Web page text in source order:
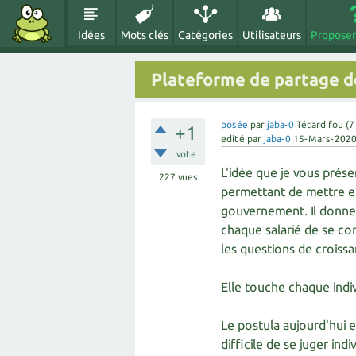
Idées Mots clés Catégories Utilisateurs
Plateforme de partage
+1
vote
227 vues
posée par jaba-0 Tétard fou (7
edité par jaba-0 15-Mars-2020
L'idée que je vous
permettant de mettre
gouvernement. Il
chaque salarié de se
les questions de
Elle touche chaque
Le postula aujourd'hui
difficile de se juger